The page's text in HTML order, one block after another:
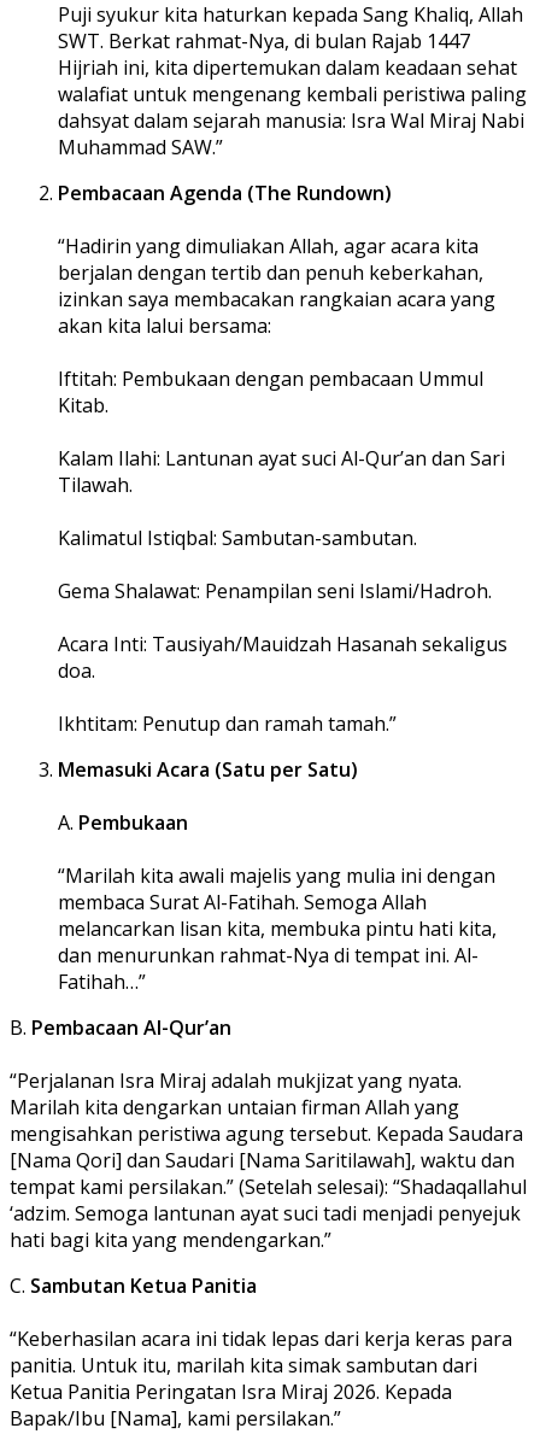
Puji syukur kita haturkan kepada Sang Khaliq, Allah
SWT. Berkat rahmat-Nya, di bulan Rajab 1447
Hijriah ini, kita dipertemukan dalam keadaan sehat
walafiat untuk mengenang kembali peristiwa paling
dahsyat dalam sejarah manusia: Isra Wal Miraj Nabi
Muhammad SAW.”
Pembacaan Agenda (The Rundown)
“Hadirin yang dimuliakan Allah, agar acara kita
berjalan dengan tertib dan penuh keberkahan,
izinkan saya membacakan rangkaian acara yang
akan kita lalui bersama:
Iftitah: Pembukaan dengan pembacaan Ummul
Kitab.
Kalam Ilahi: Lantunan ayat suci Al-Qur’an dan Sari
Tilawah.
Kalimatul Istiqbal: Sambutan-sambutan.
Gema Shalawat: Penampilan seni Islami/Hadroh.
Acara Inti: Tausiyah/Mauidzah Hasanah sekaligus
doa.
Ikhtitam: Penutup dan ramah tamah.”
Memasuki Acara (Satu per Satu)
A. Pembukaan
“Marilah kita awali majelis yang mulia ini dengan
membaca Surat Al-Fatihah. Semoga Allah
melancarkan lisan kita, membuka pintu hati kita,
dan menurunkan rahmat-Nya di tempat ini. Al-
Fatihah…”
B. Pembacaan Al-Qur’an
“Perjalanan Isra Miraj adalah mukjizat yang nyata.
Marilah kita dengarkan untaian firman Allah yang
mengisahkan peristiwa agung tersebut. Kepada Saudara
[Nama Qori] dan Saudari [Nama Saritilawah], waktu dan
tempat kami persilakan.” (Setelah selesai): “Shadaqallahul
‘adzim. Semoga lantunan ayat suci tadi menjadi penyejuk
hati bagi kita yang mendengarkan.”
C. Sambutan Ketua Panitia
“Keberhasilan acara ini tidak lepas dari kerja keras para
panitia. Untuk itu, marilah kita simak sambutan dari
Ketua Panitia Peringatan Isra Miraj 2026. Kepada
Bapak/Ibu [Nama], kami persilakan.”